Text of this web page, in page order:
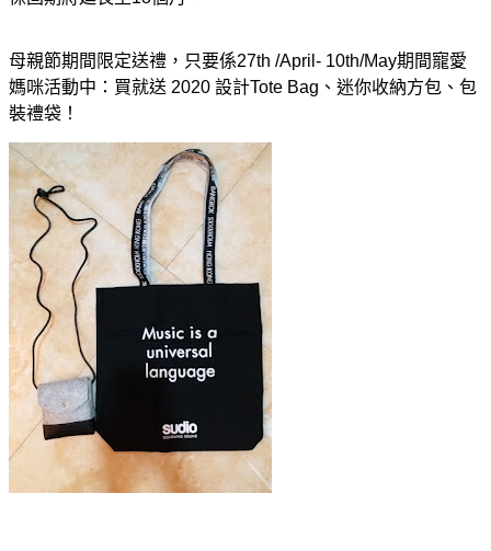
母親節期間限定送禮，只要係27th /April- 10th/May期間寵愛
媽咪活動中：買就送 2020 設計Tote Bag、迷你收納方包、包
裝禮袋！